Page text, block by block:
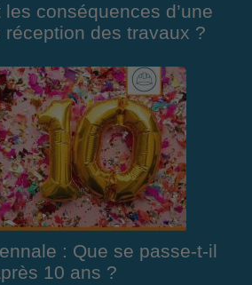
conséquences d’une
réception des travaux ?
: Que se passe-t-il
10 ans ?